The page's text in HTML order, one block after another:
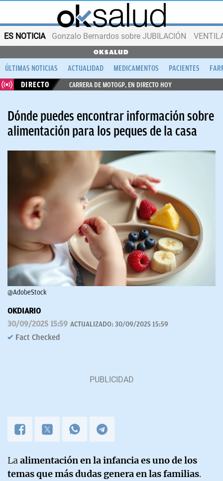
ES NOTICIA Gonzalo Bernardos sobre JUBILACIÓN
OKSALUD
ÚLTIMAS NOTICIAS ACTUALIDAD MEDICAMENTOS PACIENTES
DIRECTO
CARRERA DE MOTOGP, EN DIRECTO HOY
Dónde puedes encontrar información sobre
alimentación para los peques de la casa
@AdobeStock
OKDIARIO
30/09/2025 15:59 ACTUALIZADO: 30/09/2025 15:59
Fact Checked
Laalimentación en la infancia es uno de los
temas que más dudas genera en las familias.